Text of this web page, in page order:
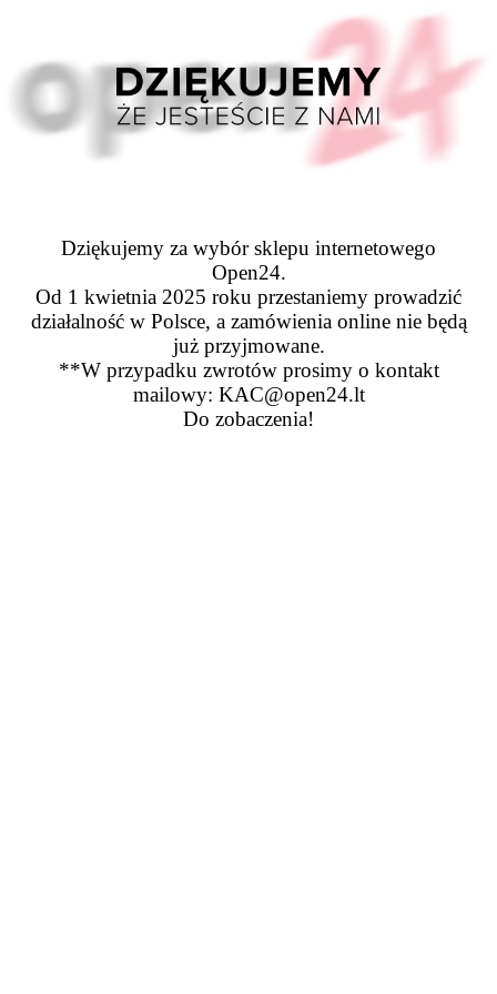
Dziękujemy za wybór sklepu internetowego
Open24.
Od 1 kwietnia 2025 roku przestaniemy prowadzić
działalność w Polsce, a zamówienia online nie będą
już przyjmowane.
**W przypadku zwrotów prosimy o kontakt
mailowy: KAC@open24.lt
Do zobaczenia!